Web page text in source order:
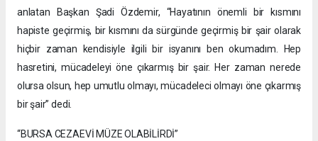
anlatan Başkan Şadi Özdemir, “Hayatının önemli bir kısmını
hapiste geçirmiş, bir kısmını da sürgünde geçirmiş bir şair olarak
hiçbir zaman kendisiyle ilgili bir isyanını ben okumadım. Hep
hasretini, mücadeleyi öne çıkarmış bir şair. Her zaman nerede
olursa olsun, hep umutlu olmayı, mücadeleci olmayı öne çıkarmış
bir şair” dedi.
“BURSA CEZAEVİ MÜZE OLABİLİRDİ”